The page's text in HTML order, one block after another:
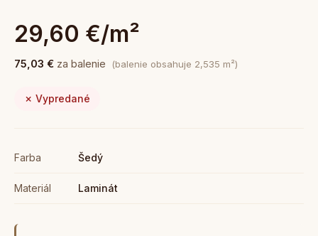
29,60 €/m²
75,03 € za balenie (balenie obsahuje 2,535 m²)
✗ Vypredané
Farba Šedý
Materiál Laminát